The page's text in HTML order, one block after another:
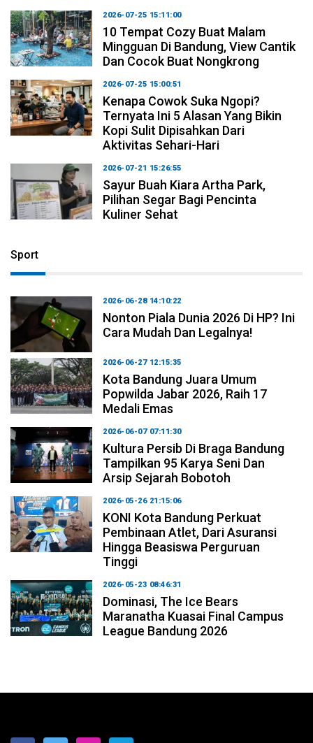
2026-07-25 15:11:00
10 Tempat Cozy Buat Malam
Mingguan Di Bandung, View Cantik
Dan Cocok Buat Nongkrong
2026-07-25 15:00:51
Kenapa Cowok Suka Ngopi?
Ternyata Ini 5 Alasan Yang Bikin
Kopi Sulit Dipisahkan Dari
Aktivitas Sehari-Hari
2026-07-21 15:26:55
Sayur Buah Kiara Artha Park,
Pilihan Segar Bagi Pencinta
Kuliner Sehat
Sport
2026-06-28 14:10:22
Nonton Piala Dunia 2026 Di HP? Ini
Cara Mudah Dan Legalnya!
2026-06-27 12:15:35
Kota Bandung Juara Umum
Popwilda Jabar 2026, Raih 17
Medali Emas
2026-06-07 07:11:30
Kultura Persib Di Braga Bandung
Tampilkan 95 Karya Seni Dan
Arsip Sejarah Bobotoh
2026-05-26 21:15:06
KONI Kota Bandung Perkuat
Pembinaan Atlet, Dari Asuransi
Hingga Beasiswa Perguruan
Tinggi
2026-05-23 08:46:31
Dominasi, The Ice Bears
Maranatha Kuasai Final Campus
League Bandung 2026